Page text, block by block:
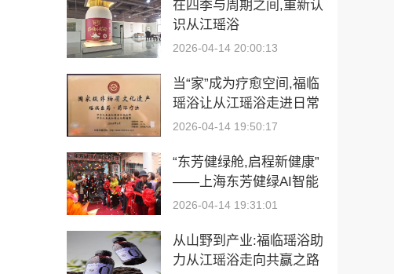
在四季与周期之间,重新认
识从江瑶浴
2026-04-14 20:00:13
当“家”成为疗愈空间,福临
瑶浴让从江瑶浴走进日常
生活
2026-04-14 19:50:17
“东芳健绿舱,启程新健康”
——上海东芳健绿AI智能
养身舱品牌发布会圆满成
2026-04-14 19:31:01
从山野到产业:福临瑶浴助
力从江瑶浴走向共赢之路